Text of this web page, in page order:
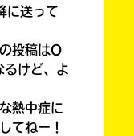
に送って
投稿はO
けど、よ
熱中症に
てねー！